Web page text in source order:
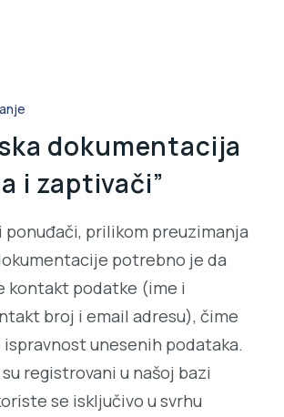
dokumentacija
i zaptivači”
prilikom preuzimanja
potrebno je da
kontakt podatke (ime i
broj i email adresu), čime
unesenih podataka.
registrovani u našoj bazi
se isključivo u svrhu